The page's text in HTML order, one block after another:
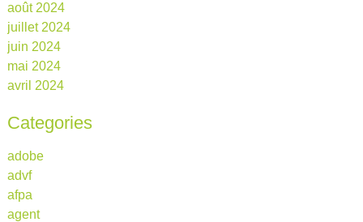
août 2024
juillet 2024
juin 2024
mai 2024
avril 2024
Categories
adobe
advf
afpa
agent